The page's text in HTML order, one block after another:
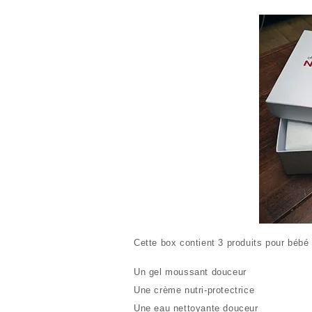
Cette box contient 3 produits pour bébé
Un gel moussant douceur
Une crème nutri-protectrice
Une eau nettoyante douceur